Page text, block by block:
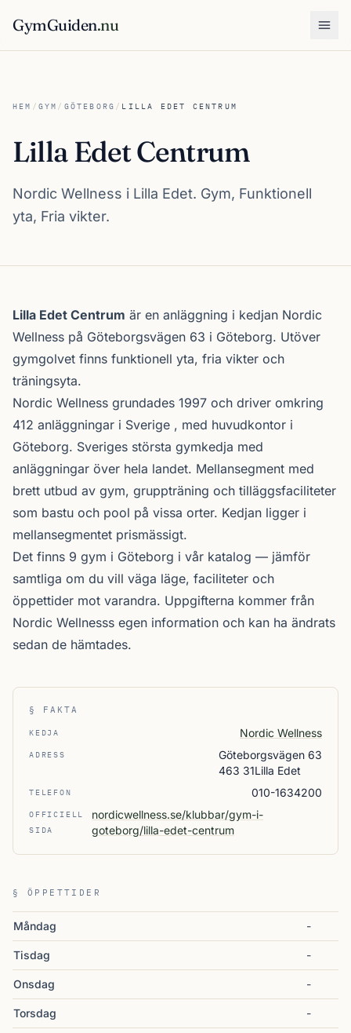
GymGuiden.nu
HEM / GYM / GÖTEBORG / LILLA EDET CENTRUM
Lilla Edet Centrum
Nordic Wellness i Lilla Edet. Gym, Funktionell
yta, Fria vikter.
Om Lilla Edet Centrum
Lilla Edet Centrum är en anläggning i kedjan Nordic
Wellness på Göteborgsvägen 63 i Göteborg. Utöver
gymgolvet finns funktionell yta, fria vikter och
träningsyta.
Nordic Wellness grundades 1997 och driver omkring
412 anläggningar i Sverige , med huvudkontor i
Göteborg. Sveriges största gymkedja med
anläggningar över hela landet. Mellansegment med
brett utbud av gym, gruppträning och tilläggsfaciliteter
som bastu och pool på vissa orter. Kedjan ligger i
mellansegmentet prismässigt.
Det finns 9 gym i Göteborg i vår katalog — jämför
samtliga om du vill väga läge, faciliteter och
öppettider mot varandra. Uppgifterna kommer från
Nordic Wellnesss egen information och kan ha ändrats
sedan de hämtades.
§ FAKTA
KEDJA Nordic Wellness
ADRESS
Göteborgsvägen 63
463 31Lilla Edet
TELEFON 010-1634200
OFFICIELL
SIDA
nordicwellness.se/klubbar/gym-i-
goteborg/lilla-edet-centrum
§ ÖPPETTIDER
Måndag -
Tisdag -
Onsdag -
Torsdag -